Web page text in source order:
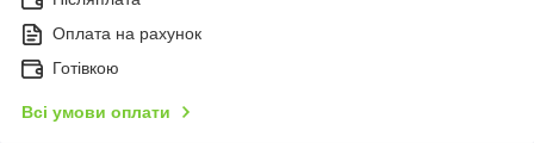
Оплата на рахунок
Готівкою
Всі умови оплати